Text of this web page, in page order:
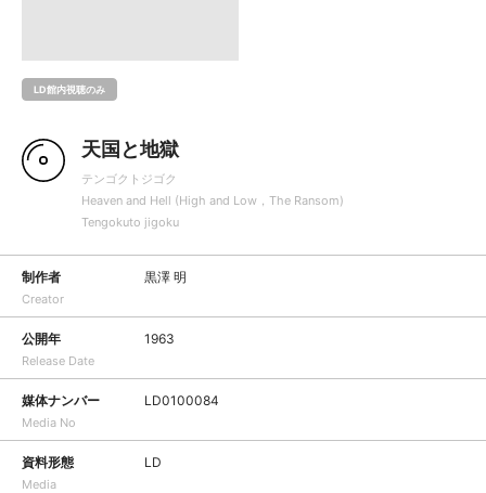
LD館内視聴のみ
天国と地獄
テンゴクトジゴク
Heaven and Hell (High and Low，The Ransom)
Tengokuto jigoku
制作者
Creator
黒澤 明
公開年
Release Date
1963
媒体ナンバー
Media No
LD0100084
資料形態
Media
LD